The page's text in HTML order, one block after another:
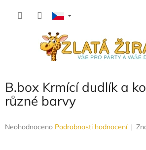
B.box Krmící dudlík a
různé barvy
Průměrné
Neohodnoceno Podrobnosti hodnocení